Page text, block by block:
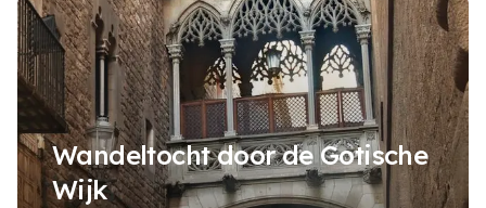
Wandeltocht door de Gotische
Wijk